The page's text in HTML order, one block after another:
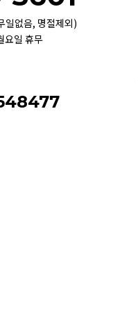
일없음, 명절제외)
요일 휴무